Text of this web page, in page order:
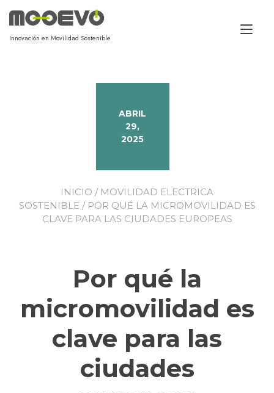
Innovación en Movilidad Sostenible
ABRIL
29,
2025
INICIO / MOVILIDAD ELECTRICA
SOSTENIBLE/ POR QUÉ LA MICROMOVILIDAD ES
CLAVE PARA LAS CIUDADES EUROPEAS
Por qué la
micromovilidad es
clave para las
ciudades